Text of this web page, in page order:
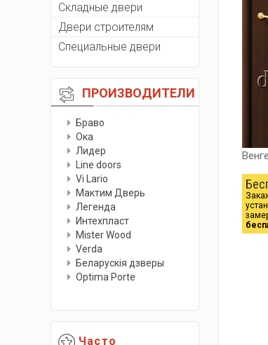
Складные двери
Двери строителям
Специальные двери
ПРОИЗВОДИТЕЛИ
Браво
Ока
Лидер
Line doors
Vi Lario
Мактим Дверь
Легенда
Интехпласт
Мister Wood
Verda
Беларускiя дзверы
Optima Porte
Часто
Венге